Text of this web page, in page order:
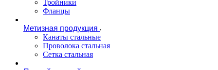
Тройники
Фланцы
Метизная продукция
Канаты стальные
Проволока стальная
Сетка стальная